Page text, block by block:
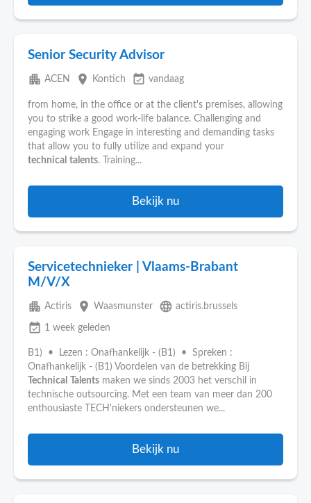
Senior Security Advisor
apartment ACEN place Kontich event_available vandaag
from home, in the office or at the client's premises, allowing
you to strike a good work-life balance. Challenging and
engaging work Engage in interesting and demanding tasks
that allow you to fully utilize and expand your
technical talents. Training...
Bekijk nu
Servicetechnieker | Vlaams-Brabant
M/V/X
apartment Actiris place Waasmunster language actiris.brussels
event_available 1 week geleden
B1) • Lezen : Onafhankelijk - (B1) • Spreken :
Onafhankelijk - (B1) Voordelen van de betrekking Bij
Technical
Talents maken we sinds 2003 het verschil in
technische outsourcing. Met een team van meer dan 200
enthousiaste TECH'niekers ondersteunen we...
Bekijk nu